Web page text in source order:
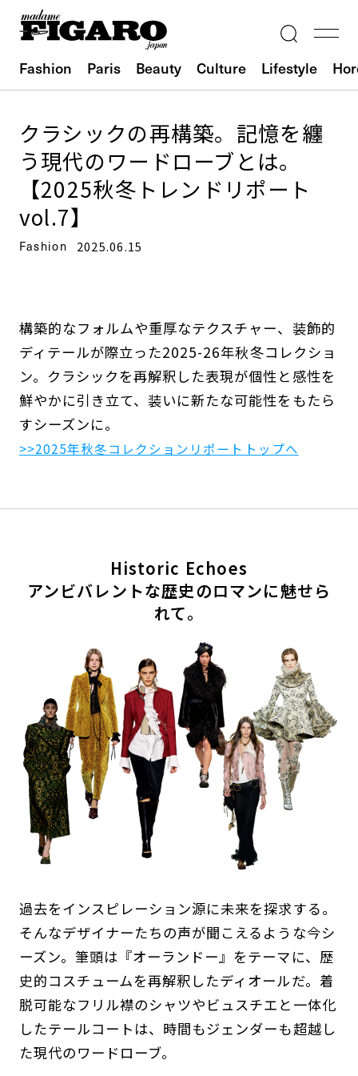
Fashion Paris Beauty Culture Lifestyle
クラシックの再構築。記憶を纏
う現代のワードローブとは。
【2025秋冬トレンドリポート
vol.7】
Fashion 2025.06.15
構築的なフォルムや重厚なテクスチャー、装飾的
ディテールが際立った2025-26年秋冬コレクショ
ン。クラシックを再解釈した表現が個性と感性を
鮮やかに引き立て、装いに新たな可能性をもたら
すシーズンに。
>>2025年秋冬コレクションリポートトップへ
Historic Echoes
アンビバレントな歴史のロマンに魅せら
れて。
過去をインスピレーション源に未来を探求する。
そんなデザイナーたちの声が聞こえるような今シ
ーズン。筆頭は『オーランドー』をテーマに、歴
史的コスチュームを再解釈したディオールだ。着
脱可能なフリル襟のシャツやビュスチエと一体化
したテールコートは、時間もジェンダーも超越し
た現代のワードローブ。